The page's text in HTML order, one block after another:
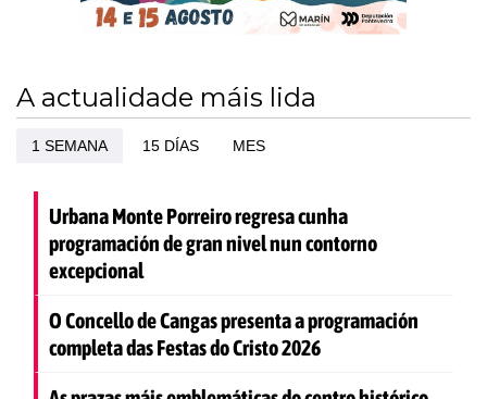
A actualidade máis lida
1 SEMANA 15 DÍAS MES
Urbana Monte Porreiro regresa cunha
programación de gran nivel nun contorno
excepcional
O Concello de Cangas presenta a programación
completa das Festas do Cristo 2026